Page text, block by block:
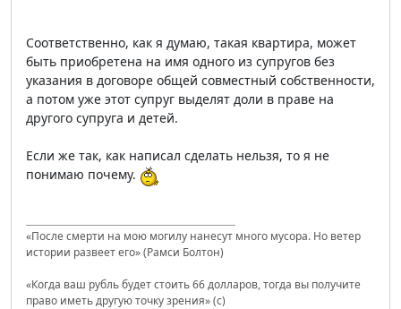
Соответственно, как я думаю, такая квартира, может
быть приобретена на имя одного из супругов без
указания в договоре общей совместный собственности,
а потом уже этот супруг выделят доли в праве на
другого супруга и детей.
Если же так, как написал сделать нельзя, то я не
понимаю почему.
«После смерти на мою могилу нанесут много мусора. Но ветер
истории развеет его» (Рамси Болтон)
«Когда ваш рубль будет стоить 66 долларов, тогда вы получите
право иметь другую точку зрения» (с)